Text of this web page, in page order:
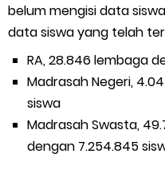
belum mengisi data
data siswa yang telah
RA, 28.846 lembaga
Madrasah Negeri,
siswa
Madrasah Swasta,
dengan 7.254.845